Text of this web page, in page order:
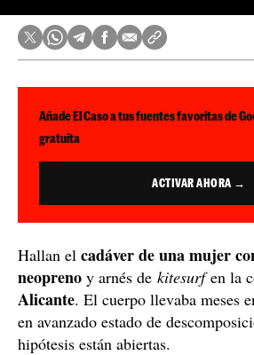
Añade El Caso a tus fuentes favoritas de
gratuita
ACTIVAR AHORA →
Hallan el cadáver de una mujer
neopreno y arnés de kitesurfen la
Alicante. El cuerpo llevaba meses
en avanzado estado de
hipótesis están abiertas.